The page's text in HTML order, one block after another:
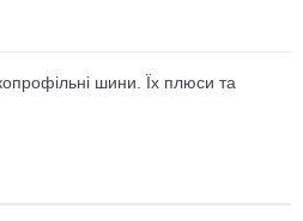
шини. Їх плюси та